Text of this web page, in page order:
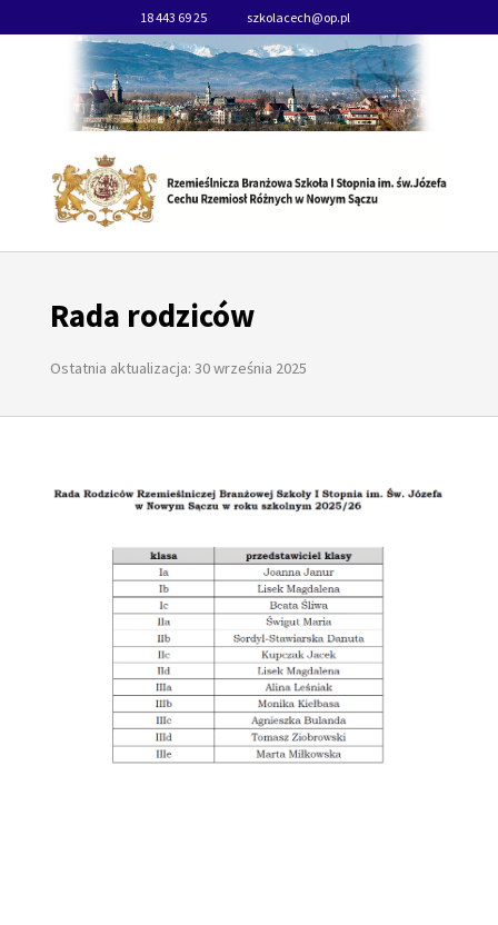
18 443 69 25 szkolacech@op.pl
Rada rodziców
Ostatnia aktualizacja: 30 września 2025